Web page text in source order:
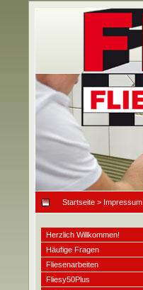
Startseite> Impressum
Herzlich Willkommen!
Häufige Fragen
Fliesenarbeiten
Fliesy50Plus